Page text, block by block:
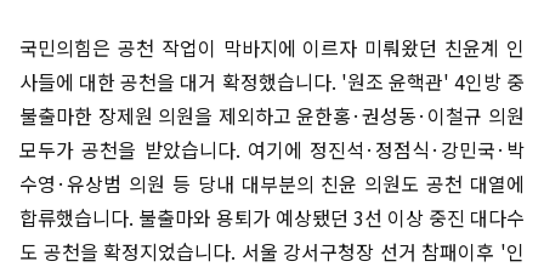
국민의힘은 공천 작업이 막바지에 이르자 미뤄왔던 친윤계 인
사들에 대한 공천을 대거 확정했습니다. '원조 윤핵관' 4인방 중
불출마한 장제원 의원을 제외하고 윤한홍·권성동·이철규 의원
모두가 공천을 받았습니다. 여기에 정진석·정점식·강민국·박
수영·유상범 의원 등 당내 대부분의 친윤 의원도 공천 대열에
합류했습니다. 불출마와 용퇴가 예상됐던 3선 이상 중진 대다수
도 공천을 확정지었습니다. 서울 강서구청장 선거 참패이후 '인